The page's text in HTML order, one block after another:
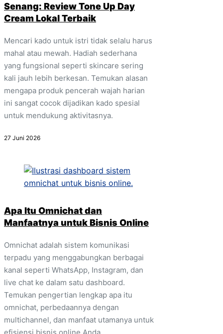
Senang: Review Tone Up Day
Cream Lokal Terbaik
Mencari kado untuk istri tidak selalu harus
mahal atau mewah. Hadiah sederhana
yang fungsional seperti skincare sering
kali jauh lebih berkesan. Temukan alasan
mengapa produk pencerah wajah harian
ini sangat cocok dijadikan kado spesial
untuk mendukung aktivitasnya.
27 Juni 2026
Apa Itu Omnichat dan
Manfaatnya untuk Bisnis Online
Omnichat adalah sistem komunikasi
terpadu yang menggabungkan berbagai
kanal seperti WhatsApp, Instagram, dan
live chat ke dalam satu dashboard.
Temukan pengertian lengkap apa itu
omnichat, perbedaannya dengan
multichannel, dan manfaat utamanya untuk